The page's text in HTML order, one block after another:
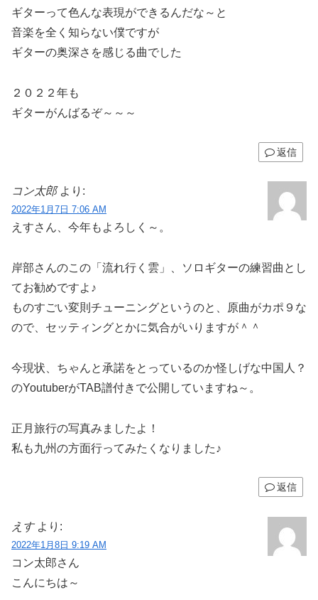
ギターって色んな表現ができるんだな～と
音楽を全く知らない僕ですが
ギターの奥深さを感じる曲でした
２０２２年も
ギターがんばるぞ～～～
返信
コン太郎 より:
2022年1月7日 7:06 AM
えすさん、今年もよろしく～。
岸部さんのこの「流れ行く雲」、ソロギターの練習曲とし
てお勧めですよ♪
ものすごい変則チューニングというのと、原曲がカポ９な
ので、セッティングとかに気合がいりますが＾＾
今現状、ちゃんと承諾をとっているのか怪しげな中国人？
のYoutuberがTAB譜付きで公開していますね～。
正月旅行の写真みましたよ！
私も九州の方面行ってみたくなりました♪
返信
えす より:
2022年1月8日 9:19 AM
コン太郎さん
こんにちは～